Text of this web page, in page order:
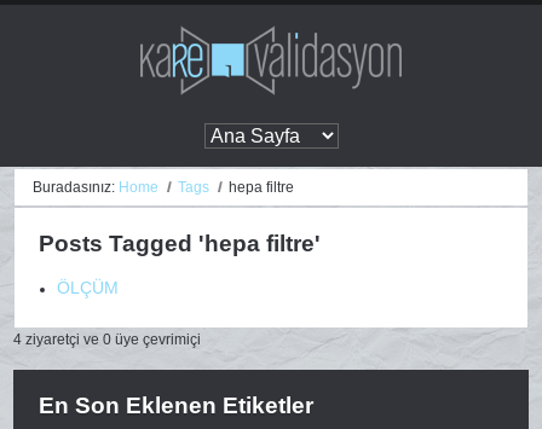
Buradasınız: Home Tags hepa filtre
Posts Tagged 'hepa filtre'
ÖLÇÜM
4 ziyaretçi ve 0 üye çevrimiçi
En Son Eklenen Etiketler